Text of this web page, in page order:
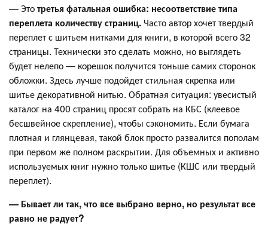
— Этотретья фатальная ошибка: несоответствие типа
переплета количеству страниц.Часто автор хочет твердый
переплет с шитьем нитками для книги, в которой всего 32
страницы. Технически это сделать можно, но выглядеть
будет нелепо — корешок получится тоньше самих сторонок
обложки. Здесь лучше подойдет стильная скрепка или
шитье декоративной нитью. Обратная ситуация: увесистый
каталог на 400 страниц просят собрать на КБС (клеевое
бесшвейное скрепление), чтобы сэкономить. Если бумага
плотная и глянцевая, такой блок просто развалится пополам
при первом же полном раскрытии. Для объемных и активно
используемых книг нужно только шитье (КШС или твердый
переплет).
— Бывает ли так, что все выбрано верно, но результат все
равно не радует?